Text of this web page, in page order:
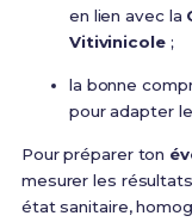
en lien avec la
Vitivinicole;
la bonne
pour adapter
Pour préparer ton
mesurer les
état sanitaire,